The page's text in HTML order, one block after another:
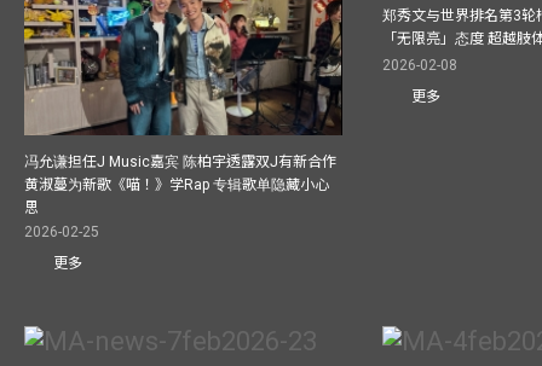
冯允谦担任J Music嘉宾 陈柏宇透露双J有新合作
黄淑蔓为新歌《喵！》学Rap 专辑歌单隐藏小心
思
2026-02-25
更多
郑秀文与世界排名第3轮
「无限亮」态度 超越肢
2026-02-08
更多